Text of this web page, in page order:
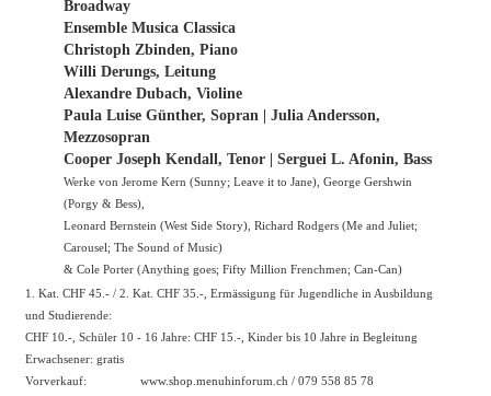
Broadway
Ensemble Musica Classica
Christoph Zbinden, Piano
Willi Derungs, Leitung
Alexandre Dubach, Violine
Paula Luise Günther, Sopran | Julia Andersson,
Mezzosopran
Cooper Joseph Kendall, Tenor | Serguei L. Afonin, Bass
Werke von Jerome Kern (Sunny; Leave it to Jane), George Gershwin
(Porgy & Bess),
Leonard Bernstein (West Side Story), Richard Rodgers (Me and Juliet;
Carousel; The Sound of Music)
& Cole Porter (Anything goes; Fifty Million Frenchmen; Can-Can)
1. Kat. CHF 45.- / 2. Kat. CHF 35.-, Ermässigung für Jugendliche in Ausbildung
und Studierende:
CHF 10.-, Schüler 10 - 16 Jahre: CHF 15.-, Kinder bis 10 Jahre in Begleitung
Erwachsener: gratis
Vorverkauf:
www.shop.menuhinforum.ch / 079 558 85 78